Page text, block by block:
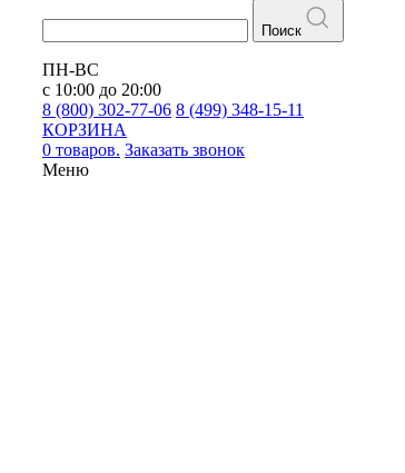
Поиск
ПН-ВС
с 10:00 до 20:00
8 (800) 302-77-06 8 (499) 348-15-11
КОРЗИНА
0 товаров. Заказать звонок
Меню